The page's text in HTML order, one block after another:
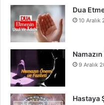
Dua
10 Aralık
9 Aralık
Hastaya